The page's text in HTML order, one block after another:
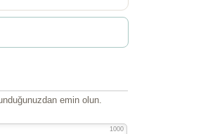
emin olun.
1000